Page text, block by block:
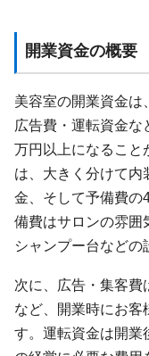
開業資金の概要
美容室の開業資金は
広告費・運転資金
万円以上になること
は、大きく分けて内
金、そして予備費の
備費はサロンの雰囲
シャンプー台などの
次に、広告・集客
など、開業時にお客
す。運転資金は開業